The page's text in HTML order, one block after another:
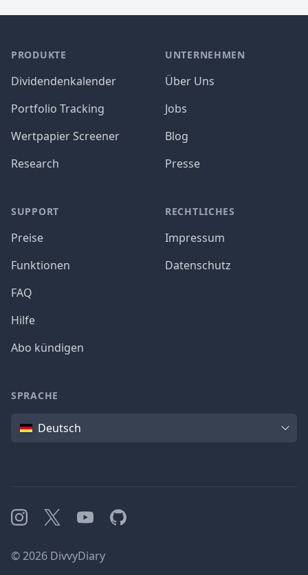
PRODUKTE
Dividendenkalender
Portfolio Tracking
Wertpapier Screener
Research
SUPPORT
Preise
Funktionen
FAQ
Hilfe
Abo kündigen
UNTERNEHMEN
Über Uns
Jobs
Blog
Presse
RECHTLICHES
Impressum
Datenschutz
SPRACHE
SpracheDeutsch
Instagram
X YouTubeGitHub
©2026 DivvyDiary